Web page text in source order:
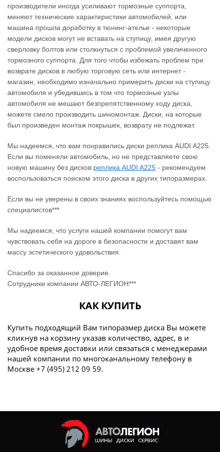
производители иногда усиливают тормозные суппорта,
меняют технические характеристики автомобилей, или
машина прошла доработку в тюнинг-ателье - некоторые
модели дисков могут не вставать на ступицу, имея другую
сверловку болтов или столкнуться с проблемой увеличенного
тормозного суппорта. Для того чтобы избежать проблем при
возврате дисков в любую торговую сеть или интернет -
магазин, необходимо изначально примерить диски на ступицу
автомобиля и убедившись в том что тормозные узлы
автомобиля не мешают безпрепятственному ходу диска,
можете смело производить шиномонтаж. Диски, на которые
был произведен монтаж покрышек, возврату не подлежат.
Мы надеемся, что вам понравились диски реплика AUDI A225.
Если вы поменяли автомобиль, но не представляете свою
новую машину без дисков реплика AUDI A225 ‐ рекомендуем
воспользоваться поиском этого диска в других типоразмерах.
Если вы не уверены в своих знаниях воспользуйтесь помощью
специалистов***
Мы надеемся, что услуги нашей компании помогут вам
чувствовать себя на дороге в безопасности и доставят вам
массу эстетического удовольствия.
Спасибо за оказанное доверие.
Сотрудники компании АВТО-ЛЕГИОН***
КАК КУПИТЬ
Купить подходящий Вам типоразмер диска Вы можете
кликнув на корзину указав количество, адрес, в и
удобное время доставки или связаться с менеджерами
нашей компании по многоканальному телефону в
Москве +7 (495) 212 09 59.